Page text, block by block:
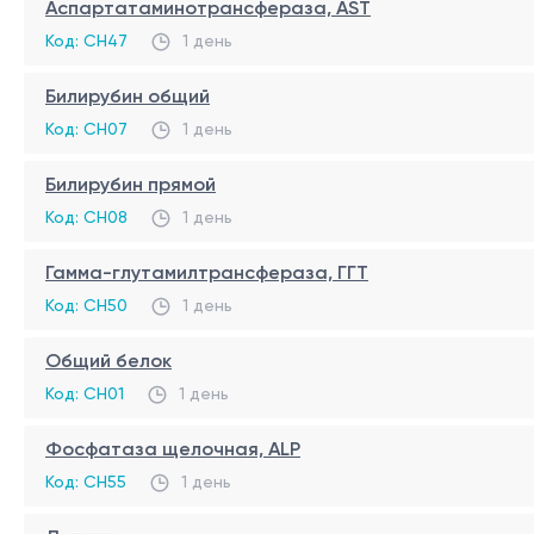
Интерпретация результатов проводится врачом с
себе не является основанием для постановки
Аспартатаминотрансфераза, AST
Код: CH47 1 день
Билирубин общий
Код: CH07 1 день
Билирубин прямой
Код: CH08 1 день
Гамма-глутамилтрансфераза, ГГТ
Код: CH50 1 день
Общий белок
Код: CH01 1 день
Фосфатаза щелочная, ALP
Код: CH55 1 день